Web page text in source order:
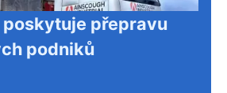
poskytuje přepravu
podniků